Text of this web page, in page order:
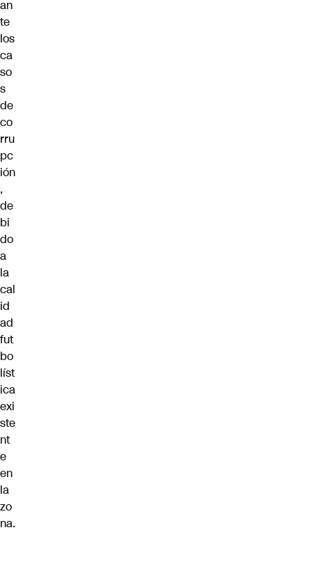
an
te
los
ca
so
s
de
co
rru
pc
ión
,
de
bi
do
a
la
cal
id
ad
fut
bo
líst
ica
exi
ste
nt
e
en
la
zo
na.